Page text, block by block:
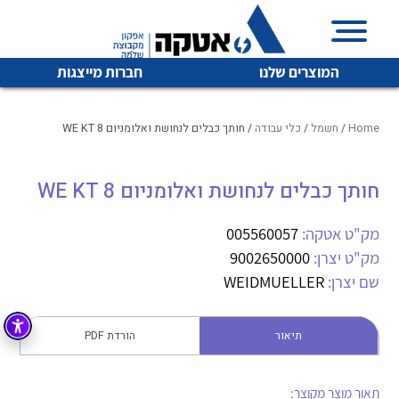
המוצרים שלנו חברות מייצגות
איכות | שרות | זמינות
והפצה של מוצרי
מיתוג, בקרה , ואינסטלציה חשמלית ופעילה ב7 תחומים:
חשמל
רובוטיקה ואוטומציה תעשייתית
Home
/ חשמל / כלי עבודה / חותך כבלים לנחושת ואלומניום WE KT 8
חותך כבלים לנחושת ואלומניום WE KT 8
מק"ט אטקה: 005560057
מק"ט יצרן: 9002650000
שם יצרן: WEIDMUELLER
תיאור הורדת PDF
תאור מוצר מקוצר: